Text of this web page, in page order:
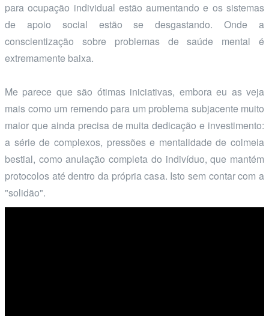
para ocupação individual estão aumentando e os sistemas
de apoio social estão se desgastando. Onde a
conscientização sobre problemas de saúde mental é
extremamente baixa.
Me parece que são ótimas iniciativas, embora eu as veja
mais como um remendo para um problema subjacente muito
maior que ainda precisa de muita dedicação e investimento:
a série de complexos, pressões e mentalidade de colmeia
bestial, como anulação completa do indivíduo, que mantém
protocolos até dentro da própria casa. Isto sem contar com a
"solidão".